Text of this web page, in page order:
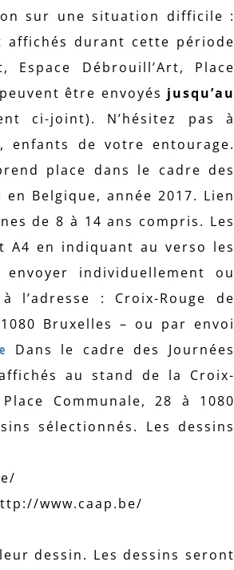
sur une situation difficile :
durant cette période
Débrouill’Art, Place
être envoyés jusqu’au
ci-joint). N’hésitez pas à
enfants de votre entourage.
place dans le cadre des
Belgique, année 2017. Lien
de 8 à 14 ans compris. Les
en indiquant au verso les
individuellement ou
: Croix-Rouge de
Bruxelles – ou par envoi
Dans le cadre des Journées
au stand de la Croix-
Communale, 28 à 1080
sélectionnés. Les dessins
www.caap.be/
dessin. Les dessins seront